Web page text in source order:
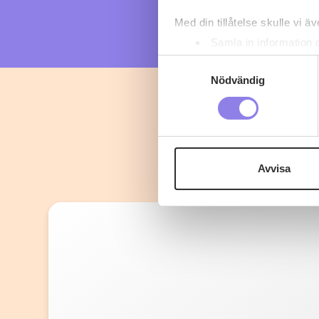
Med din tillåtelse skulle vi
Samla in information
Identifiera din enhet
Ta reda på mer om hur
eller dra tillbaka ditt
eller äldre. Genom att
till de sociala medier och
Nödvändig
Avvisa